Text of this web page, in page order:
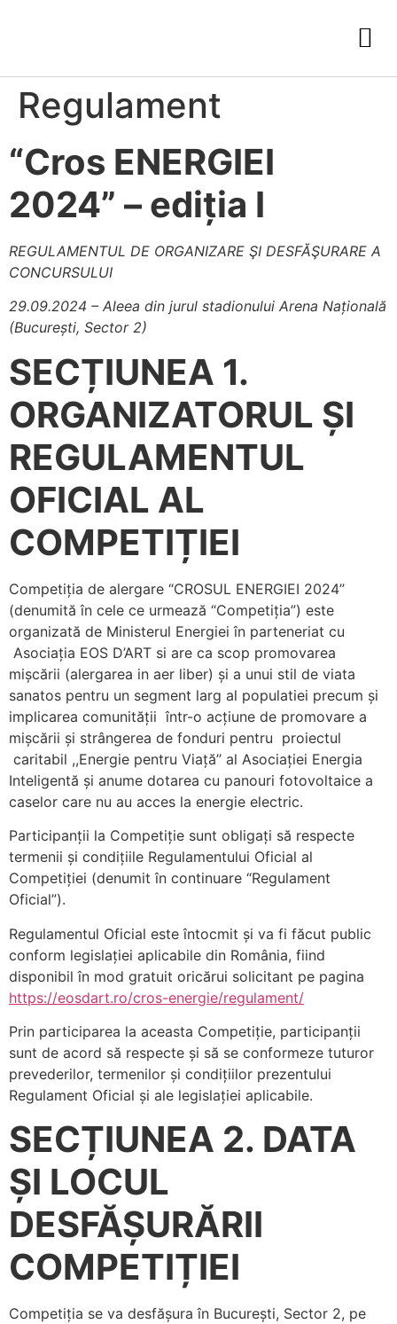
Regulament
“Cros ENERGIEI
2024” – ediția I
REGULAMENTUL DE ORGANIZARE ŞI DESFĂŞURARE A
CONCURSULUI
29.09.2024 – Aleea din jurul stadionului Arena Națională
(București, Sector 2)
SECȚIUNEA 1.
ORGANIZATORUL ȘI
REGULAMENTUL
OFICIAL AL
COMPETIȚIEI
Competiția de alergare “CROSUL ENERGIEI 2024”
(denumită în cele ce urmează “Competiția”) este
organizată de Ministerul Energiei în parteneriat cu
Asociația EOS D’ART si are ca scop promovarea
mișcării (alergarea in aer liber) și a unui stil de viata
sanatos pentru un segment larg al populatiei precum și
implicarea comunității într-o acțiune de promovare a
mișcării și strângerea de fonduri pentru proiectul
caritabil ,,Energie pentru Viață’’ al Asociației Energia
Inteligentă și anume dotarea cu panouri fotovoltaice a
caselor care nu au acces la energie electric.
Participanții la Competiție sunt obligați să respecte
termenii și condițiile Regulamentului Oficial al
Competiției (denumit în continuare “Regulament
Oficial”).
Regulamentul Oficial este întocmit și va fi făcut public
conform legislației aplicabile din România, fiind
disponibil în mod gratuit oricărui solicitant pe pagina
https://eosdart.ro/cros-energie/regulament/
Prin participarea la aceasta Competiție, participanții
sunt de acord să respecte și să se conformeze tuturor
prevederilor, termenilor și condițiilor prezentului
Regulament Oficial și ale legislației aplicabile.
SECȚIUNEA 2. DATA
ȘI LOCUL
DESFĂȘURĂRII
COMPETIȚIEI
Competiția se va desfășura în București, Sector 2, pe